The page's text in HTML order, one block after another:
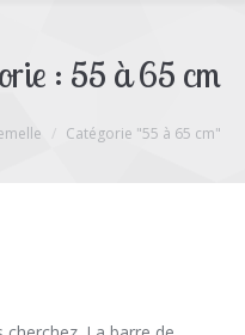
: 55 à 65 cm
Catégorie "55 à 65 cm"